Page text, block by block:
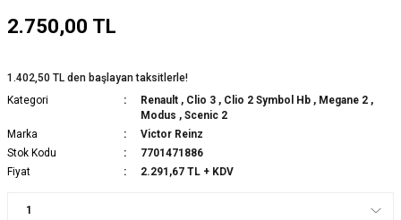
2.750,00 TL
1.402,50 TL den başlayan taksitlerle!
Kategori
Renault , Clio 3 , Clio 2 Symbol Hb , Megane 2 ,
Modus , Scenic 2
Marka
Victor Reinz
Stok Kodu
7701471886
Fiyat
2.291,67 TL + KDV